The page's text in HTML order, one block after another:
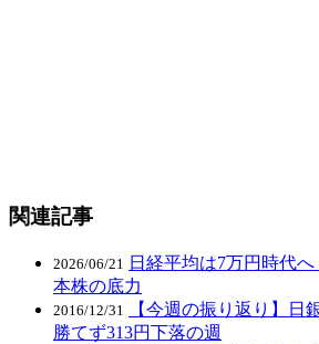
関連記事
2026/06/21
日経平均は7万円時代
本株の底力
2016/12/31
【今週の振り返り】日
勝てず313円下落の週